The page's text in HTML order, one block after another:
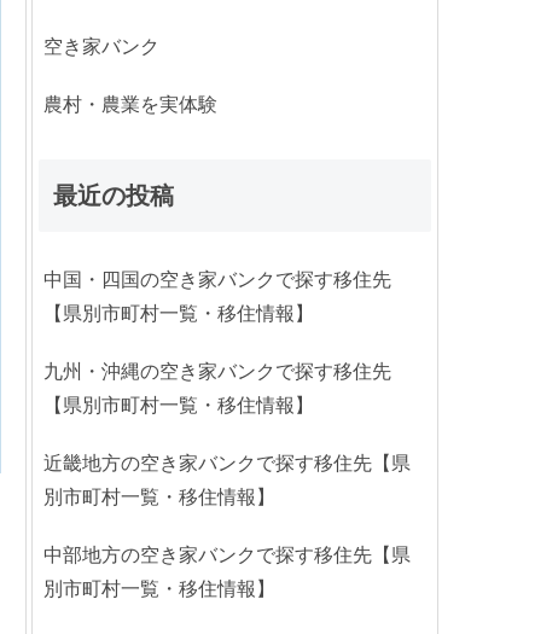
空き家バンク
農村・農業を実体験
最近の投稿
中国・四国の空き家バンクで探す移住先
【県別市町村一覧・移住情報】
九州・沖縄の空き家バンクで探す移住先
【県別市町村一覧・移住情報】
近畿地方の空き家バンクで探す移住先【県
別市町村一覧・移住情報】
中部地方の空き家バンクで探す移住先【県
別市町村一覧・移住情報】